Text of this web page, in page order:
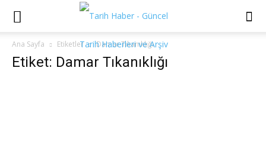
Ana Sayfa Etiketler Damar Tıkanıklığı
Etiket: Damar Tıkanıklığı